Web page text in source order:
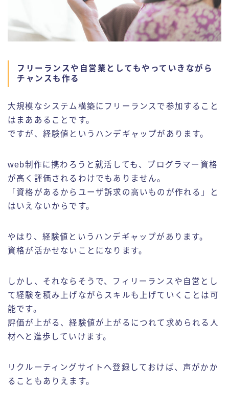
フリーランスや自営業としてもやっていきながら
チャンスも作る
大規模なシステム構築にフリーランスで参加すること
はまああることです。
ですが、経験値というハンデギャップがあります。
web制作に携わろうと就活しても、プログラマー資格
が高く評価されるわけでもありません。
「資格があるからユーザ訴求の高いものが作れる」と
はいえないからです。
やはり、経験値というハンデギャップがあります。
資格が活かせないことになります。
しかし、それならそうで、フィリーランスや自営とし
て経験を積み上げながらスキルも上げていくことは可
能です。
評価が上がる、経験値が上がるにつれて求められる人
材へと進歩していけます。
リクルーティングサイトへ登録しておけば、声がかか
ることもありえます。